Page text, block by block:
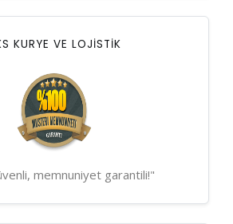
KURYE VE LOJİSTİK
memnuniyet garantili!"